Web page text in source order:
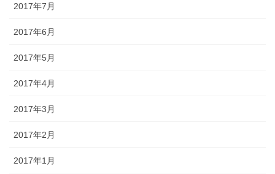
2017年7月
2017年6月
2017年5月
2017年4月
2017年3月
2017年2月
2017年1月